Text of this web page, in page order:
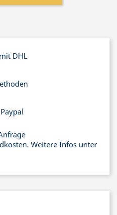
DHL
Weitere Infos unter